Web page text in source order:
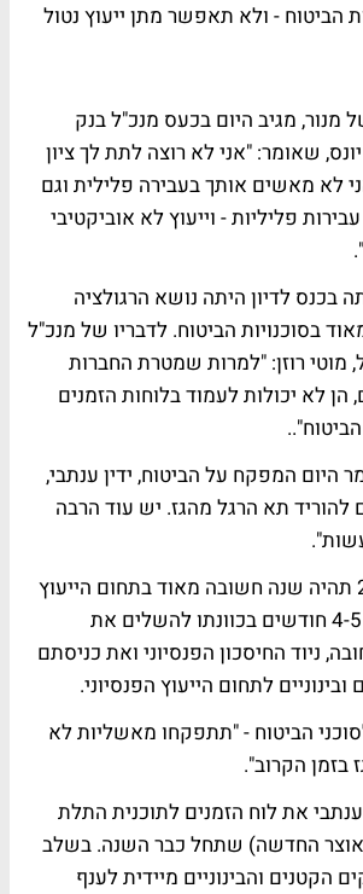
הביטוח - ולא תאפשר מתן ייעוץ נטול
מנור, מגיב היום בכעס מנכ"ל בנק
שאומר: "אני לא רוצה לתת לך ציון
לא מאשים אותך בעבירה פלילית וגם
פליליות - וייעוץ לא אוביקטיבי
בכנס לדיון היתה נושא הרגולציה
בסוכנויות הביטוח. לדבריו של מנכ"ל
מוטי רוזן: "למרות שמטרת החברות
לא יכולות לעמוד בלוחות הזמנים
היום המפקח על הביטוח, ידין ענתבי,
להוריד תא הרגל מהגז. יש עוד הרבה
לדבריו, "שנת 2007 תהיה שנה חשובה מאוד בתחום הייעוץ
הפנסיוני" וכי בתוך 4-5 חודשים בכוונתו להשלים את
ניוד החיסכון הפנסיוני ואת כניסתם
לתחום הייעוץ הפנסיוני.
הביטוח - "תתפקחו מאשליות לא
בזמן הקרוב".
את לוח הזמנים לתוכנית התלת
החדשה) שתחל כבר השנה. בשלב
הקטנים והבינוניים מיידית לענף